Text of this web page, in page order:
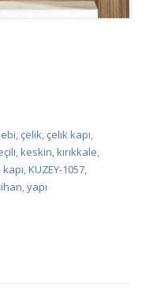
, çelik, çelik kapı,
,keskin,kırıkkale,
,KUZEY-1057,
,yapı